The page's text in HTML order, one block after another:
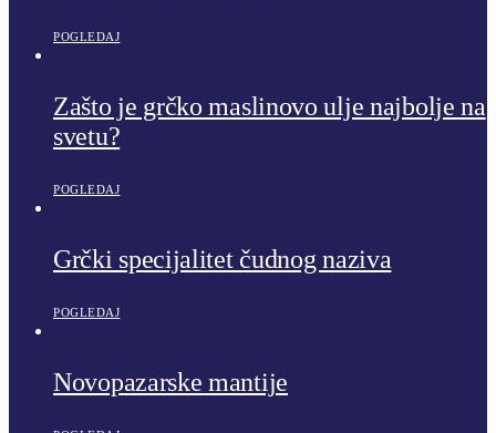
POGLEDAJ
Zašto je grčko maslinovo ulje najbolje na
svetu?
POGLEDAJ
Grčki specijalitet čudnog naziva
POGLEDAJ
Novopazarske mantije